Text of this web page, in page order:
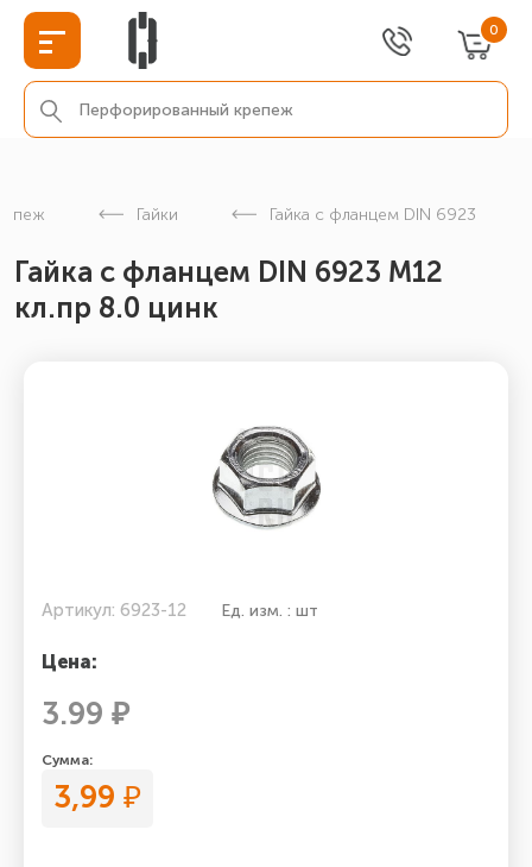
0
Гайки Гайка с фланцем DIN 6923
Гайка с фланцем DIN 6923 М12
кл.пр 8.0 цинк
Артикул: 6923-12 Ед. изм. : шт
Цена:
3.99 ₽
Сумма:
3,99 ₽